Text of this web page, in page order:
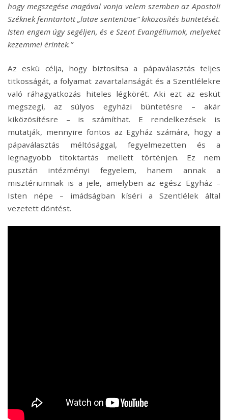
hogy megszegése magával vonja velem szemben az Apostoli
Széknek fenntartott „latae sententiae” kiközösítés büntetését.
Isten engem úgy segéljen, és e Szent Evangéliumok, melyeket
kezemmel érintek.”
Az eskü célja, hogy biztosítsa a pápaválasztás teljes
titkosságát, a folyamat zavartalanságát és a Szentlélekre
való ráhagyatkozás hiteles légkörét. Aki ezt az esküt
megszegi, az súlyos egyházi büntetésre – akár
kiközösítésre – is számíthat. E rendelkezések is
mutatják, mennyire fontos az Egyház számára, hogy a
pápaválasztás méltósággal, fegyelmezetten és a
legnagyobb titoktartás mellett történjen. Ez nem
pusztán intézményi fegyelem, hanem annak a
misztériumnak is a jele, amelyben az egész Egyház –
Isten népe – imádságban kíséri a Szentlélek által
vezetett döntést.